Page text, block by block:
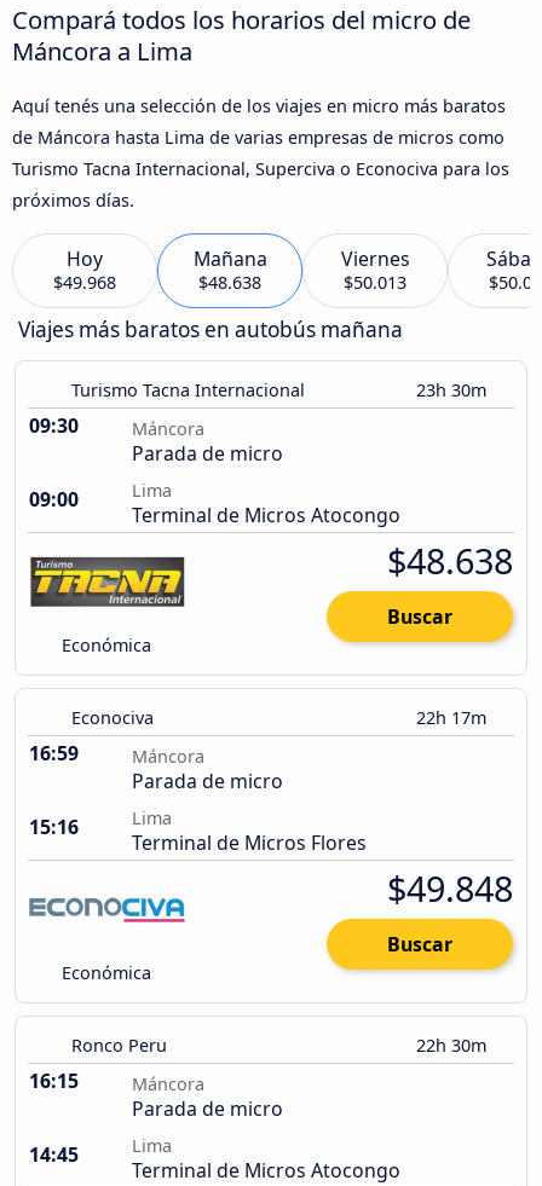
Compará todos los horarios del micro de
Máncora a Lima
Aquí tenés una selección de los viajes en micro más baratos
de Máncora hasta Lima de varias empresas de micros como
Turismo Tacna Internacional, Superciva o Econociva para los
próximos días.
Hoy
$49.968
Mañana
$48.638
Viernes
$50.013
Viajes más baratos en autobús mañana
Turismo Tacna Internacional 23h 30m
09:30 Máncora
Parada de micro
09:00
Lima
Terminal de Micros Atocongo
Económica
$48.638
Buscar
Econociva 22h 17m
16:59 Máncora
Parada de micro
15:16
Lima
Terminal de Micros Flores
Económica
$49.848
Buscar
Ronco Peru 22h 30m
16:15 Máncora
Parada de micro
14:45
Lima
Terminal de Micros Atocongo